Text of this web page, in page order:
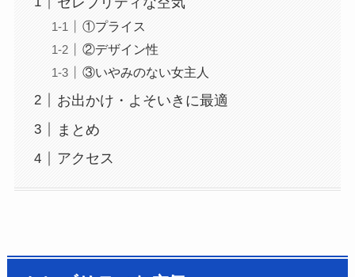
①プライス
②デザイン性
③いやみのない女主人
お出かけ・よそいきに最適
まとめ
アクセス